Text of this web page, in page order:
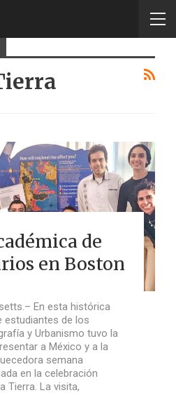
de
en Boston
En esta histórica
estudiantes de los
y Urbanismo tuvo la
a México y a la
semana
en la celebración
Tierra. La visita,